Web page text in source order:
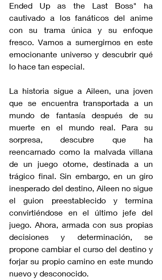
Ended Up as the Last Boss" ha
cautivado a los fanáticos del anime
con su trama única y su enfoque
fresco. Vamos a sumergirnos en este
emocionante universo y descubrir qué
lo hace tan especial.
La historia sigue a Aileen, una joven
que se encuentra transportada a un
mundo de fantasía después de su
muerte en el mundo real. Para su
sorpresa, descubre que ha
reencarnado como la malvada villana
de un juego otome, destinada a un
trágico final. Sin embargo, en un giro
inesperado del destino, Aileen no sigue
el guion preestablecido y termina
convirtiéndose en el último jefe del
juego. Ahora, armada con sus propias
decisiones y determinación, se
propone cambiar el curso del destino y
forjar su propio camino en este mundo
nuevo y desconocido.